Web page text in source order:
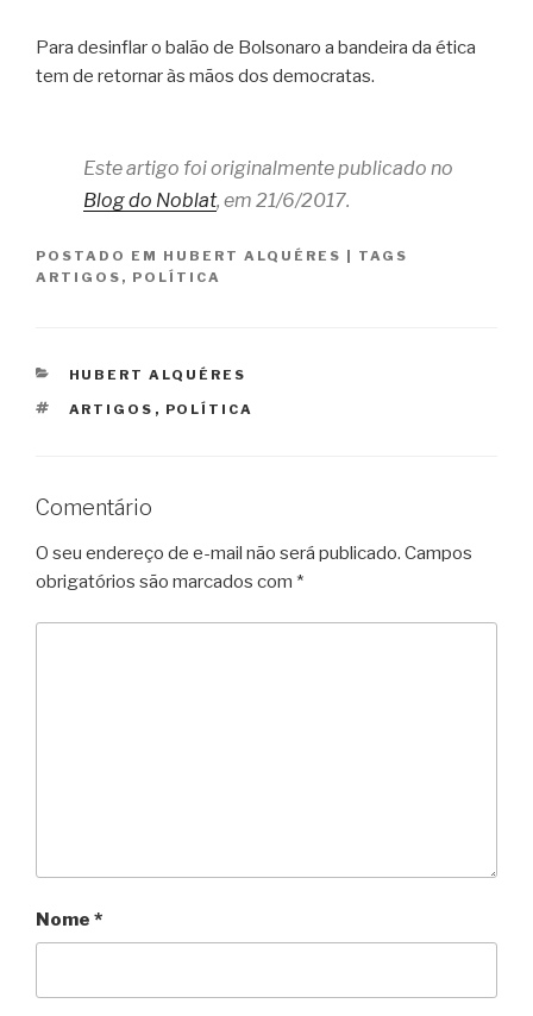
Para desinflar o balão de Bolsonaro a bandeira da ética
tem de retornar às mãos dos democratas.
Este artigo foi originalmente publicado no
Blog do Noblat, em 21/6/2017.
POSTADO EM HUBERT ALQUÉRES
TAGS
ARTIGOS , POLÍTICA
CATEGORIAS
HUBERT ALQUÉRES
TAGS
ARTIGOS , POLÍTICA
Comentário
O seu endereço de e-mail não será publicado. Campos
obrigatórios são marcados com *
Nome *